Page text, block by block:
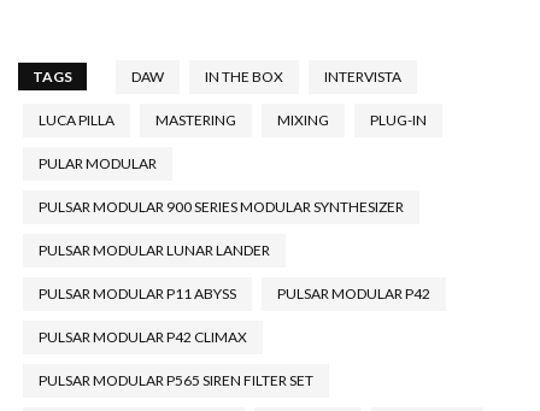
TAGS DAW IN THE BOX INTERVISTA
LUCA PILLA MASTERING MIXING PLUG-IN
PULAR MODULAR
PULSAR MODULAR 900 SERIES MODULAR SYNTHESIZER
PULSAR MODULAR LUNAR LANDER
PULSAR MODULAR P11 ABYSS PULSAR MODULAR P42
PULSAR MODULAR P42 CLIMAX
PULSAR MODULAR P565 SIREN FILTER SET